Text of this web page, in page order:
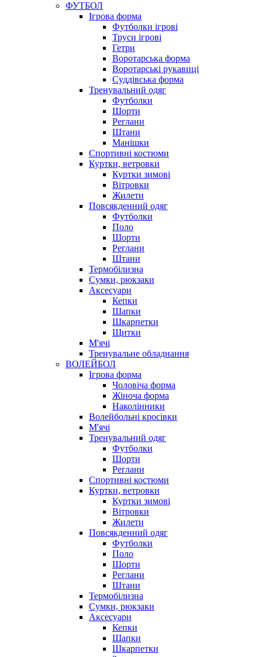
ФУТБОЛ
Ігрова форма
Футболки ігрові
Труси ігрові
Гетри
Воротарська форма
Воротарські рукавиці
Суддівська форма
Тренувальний одяг
Футболки
Шорти
Реглани
Штани
Манішки
Спортивні костюми
Куртки, ветровки
Куртки зимові
Вітровки
Жилети
Повсякденний одяг
Футболки
Поло
Шорти
Реглани
Штани
Термобілизна
Сумки, рюкзаки
Аксесуари
Кепки
Шапки
Шкарпетки
Щитки
М'ячі
Тренувальне обладнання
ВОЛЕЙБОЛ
Ігрова форма
Чоловіча форма
Жіноча форма
Наколінники
Волейбольні кросівки
М'ячі
Тренувальний одяг
Футболки
Шорти
Реглани
Спортивні костюми
Куртки, ветровки
Куртки зимові
Вітровки
Жилети
Повсякденний одяг
Футболки
Поло
Шорти
Реглани
Штани
Термобілизна
Сумки, рюкзаки
Аксесуари
Кепки
Шапки
Шкарпетки